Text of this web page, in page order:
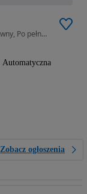
2687 cm3 • 220 KM • Bezwypadkowy, W pełni sprawny, Po pełnym przeglądzie, FV 23%
Automatyczna
Zobacz ogłoszenia